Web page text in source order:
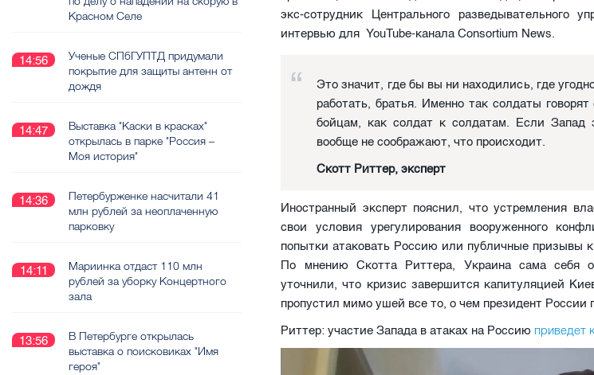
экс-сотрудник Центрального разведывательного
интервью для YouTube-канала Consortium News.
Это значит, где бы вы ни находились, где
работать, братья. Именно так солдаты
бойцам, как солдат к солдатам. Если Запад
вообще не соображают, что происходит.
Скотт Риттер, эксперт
Иностранный эксперт пояснил, что устремления
свои условия урегулирования вооруженного
попытки атаковать Россию или публичные призывы к
По мнению Скотта Риттера, Украина сама себя
уточнили, что кризис завершится капитуляцией
пропустил мимо ушей все то, о чем президент
Риттер: участие Запада в атаках на Россию приведет
Красном Селе
14:56
Ученые СПбГУПТД придумали
покрытие для защиты антенн от
дождя
14:47
Выставка "Каски в красках"
открылась в парке "Россия –
Моя история"
14:36
Петербурженке насчитали 41
млн рублей за неоплаченную
парковку
14:11
Мариинка отдаст 110 млн
рублей за уборку Концертного
зала
13:56
В Петербурге открылась
выставка о поисковиках "Имя
героя"